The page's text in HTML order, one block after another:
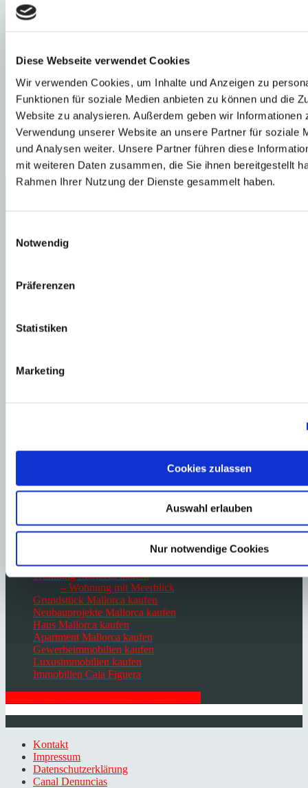
Diese Webseite verwendet Cookies
Wir verwenden Cookies, um Inhalte und Anzeigen zu
Funktionen für soziale Medien anbieten zu können und die
Website zu analysieren. Außerdem geben wir Informationen
Verwendung unserer Website an unsere Partner für soziale
und Analysen weiter. Unsere Partner führen diese
mit weiteren Daten zusammen, die Sie ihnen bereitgestellt
Rahmen Ihrer Nutzung der Dienste gesammelt haben.
Notwendig
Präferenzen
Statistiken
Marketing
Cookies zulassen
Auswahl erlauben
Nur notwendige Cookies
Salaten und einer kleinen Karte verwöhnen die Brüder Klinglmair
Victim Rosé aufs Haus“. In lauen Sommernächten auf der Terrasse,
Cocktail ausklingen lassen. Mit ihrer aufmerksamen und
liebenswürdigen Art konnten die Klinglmairs viele Stammgäste
gewinnen.
Zurück zur Übersicht
Immobilien Bendinat
Immobilien Cas Catala
Immobilien El Toro
Immobilien Es Capdella
Immobilien Campos
Immobilien Palma de Mallorca
Immobilien Port Andratx
Immobilien Santanyi
Immobilien Son Vida
Villa Mallorca kaufen
Finca Mallorca kaufen
Wohnung Mallorca kaufen
– Wohnung mit Meerblick
Grundstück Mallorca kaufen
Neubauprojekte Mallorca kaufen
Haus Mallorca kaufen
Apartment Mallorca kaufen
Gewerbeimmobilien kaufen
Luxusimmobilien kaufen
Immobilien Cala Figuera
Kontakt
Impressum
Datenschutzerklärung
Canal Denuncias